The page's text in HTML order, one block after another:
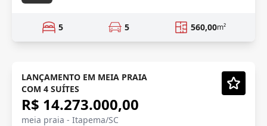
5 5 560,00m²
QUADRA MAR
Vídeo
Em Construção
LANÇAMENTO EM MEIA PRAIA
COM 4 SUÍTES
R$ 14.273.000,00
meia praia - Itapema/SC